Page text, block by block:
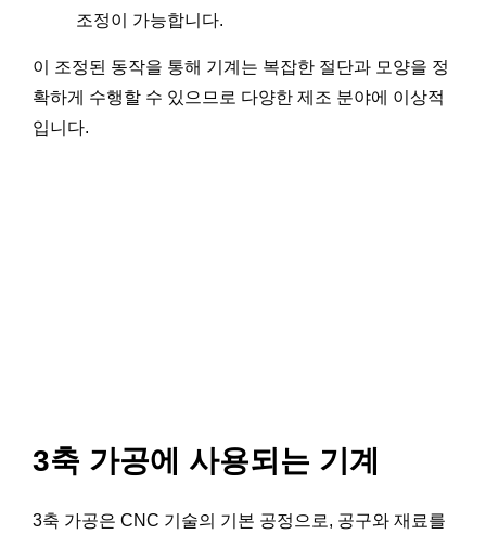
조정이 가능합니다.
이 조정된 동작을 통해 기계는 복잡한 절단과 모양을 정
확하게 수행할 수 있으므로 다양한 제조 분야에 이상적
입니다.
3축 가공에 사용되는 기계
3축 가공은 CNC 기술의 기본 공정으로, 공구와 재료를